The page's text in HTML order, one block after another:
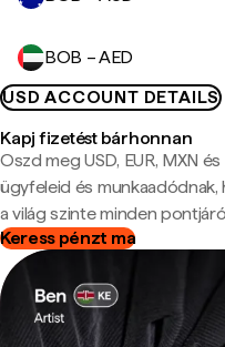
BOB – AED
USD ACCOUNT DETAILS
Kapj fizetést bárhonnan
Oszd meg USD, EUR, MXN
ügyfeleid és
a világ szinte minden
Keress pénzt ma